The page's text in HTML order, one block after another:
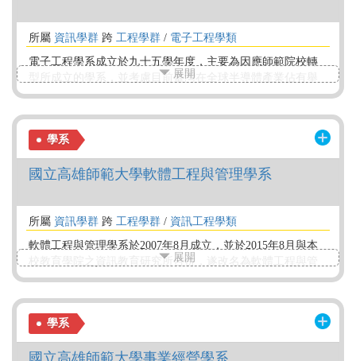
所屬 資訊學群 跨 工程學群 / 電子工程學類
電子工程學系成立於九十五學年度，主要為因應師範院校轉
型所成立的學系，並考慮目前臺灣在全球半導體產業佔有舉
足輕重的地位，尤其晶圓代工、封測和 IC設計業更是全球排
元件設計製造、微波元件與電路設計、積體電路(IC)與系統設
計等不同領域，旨在適才適教，培養適合各個領域的高端人
才。
展開
學系
國立高雄師範大學軟體工程與管理學系
所屬 資訊學群 跨 工程學群 / 資訊工程學類
軟體工程與管理學系於2007年8月成立，並於2015年8月與本
校教育學院之資訊教育研究所合併，遂改名為軟體工程與管
理學系，以培養資訊軟體人才為目的。 除了以一般資訊科系
軟體工程管理投入特定應用領域，例如：電子商務、數位匯
流、寬頻網路、人工智慧、醫療資訊及多媒體等。
展開
學系